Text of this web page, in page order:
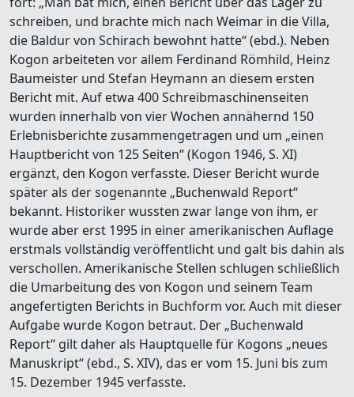
schreiben, und brachte mich nach Weimar in die Villa,
die Baldur von Schirach bewohnt hatte“ (ebd.). Neben
Kogon arbeiteten vor allem Ferdinand Römhild, Heinz
Baumeister und Stefan Heymann an diesem ersten
Bericht mit. Auf etwa 400 Schreibmaschinenseiten
wurden innerhalb von vier Wochen annähernd 150
Erlebnisberichte zusammengetragen und um „einen
Hauptbericht von 125 Seiten“ (Kogon 1946, S. XI)
ergänzt, den Kogon verfasste. Dieser Bericht wurde
später als der sogenannte „Buchenwald Report“
bekannt. Historiker wussten zwar lange von ihm, er
wurde aber erst 1995 in einer amerikanischen Auflage
erstmals vollständig veröffentlicht und galt bis dahin als
verschollen. Amerikanische Stellen schlugen schließlich
die Umarbeitung des von Kogon und seinem Team
angefertigten Berichts in Buchform vor. Auch mit dieser
Aufgabe wurde Kogon betraut. Der „Buchenwald
Report“ gilt daher als Hauptquelle für Kogons „neues
Manuskript“ (ebd., S. XIV), das er vom 15. Juni bis zum
15. Dezember 1945 verfasste.